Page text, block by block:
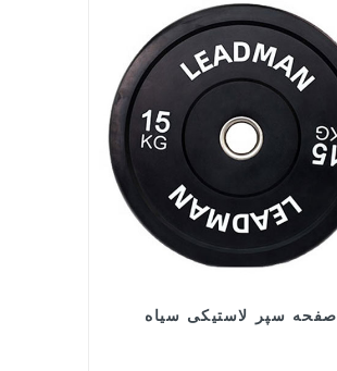
صفحه سپر لاستیکی سیاه